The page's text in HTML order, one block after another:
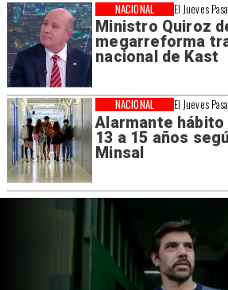
El Jueves
Ministro Quiroz
megarreforma
nacional de Kast
NACIONAL
El Jueves
Alarmante
13 a 15 años
Minsal
NACIONAL